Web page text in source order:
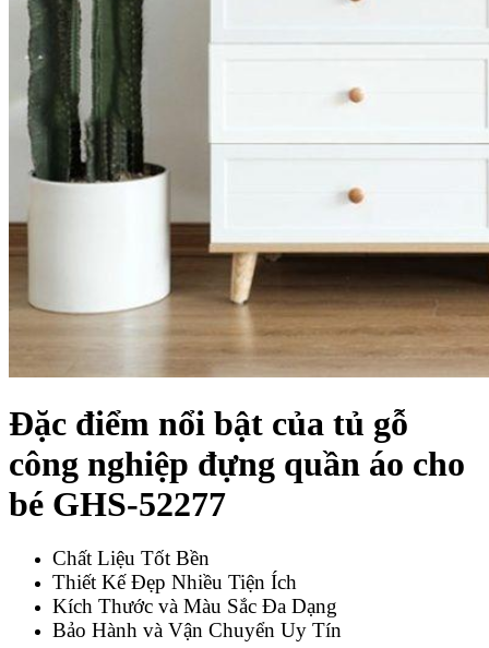
Đặc điểm nổi bật của tủ gỗ
công nghiệp đựng quần áo cho
bé GHS-52277
Chất Liệu Tốt Bền
Thiết Kế Đẹp Nhiều Tiện Ích
Kích Thước và Màu Sắc Đa Dạng
Bảo Hành và Vận Chuyển Uy Tín